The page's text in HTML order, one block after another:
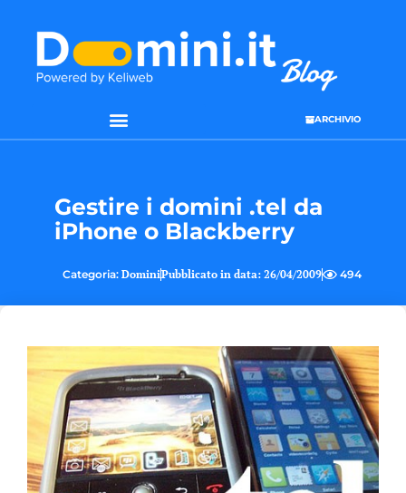
ARCHIVIO
Gestire i domini .tel da
iPhone o Blackberry
Categoria: DominiPubblicato in data: 26/04/2009 494